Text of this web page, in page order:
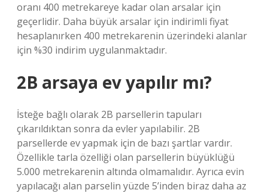
oranı 400 metrekareye kadar olan arsalar için
geçerlidir. Daha büyük arsalar için indirimli fiyat
hesaplanırken 400 metrekarenin üzerindeki alanlar
için %30 indirim uygulanmaktadır.
2B arsaya ev yapılır mı?
İsteğe bağlı olarak 2B parsellerin tapuları
çıkarıldıktan sonra da evler yapılabilir. 2B
parsellerde ev yapmak için de bazı şartlar vardır.
Özellikle tarla özelliği olan parsellerin büyüklüğü
5.000 metrekarenin altında olmamalıdır. Ayrıca evin
yapılacağı alan parselin yüzde 5’inden biraz daha az